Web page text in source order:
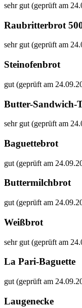
sehr gut (geprüft am
Raubritterbrot
sehr gut (geprüft am
Steinofenbrot
gut (geprüft am
Butter-Sandwich-
sehr gut (geprüft am
Baguettebrot
gut (geprüft am
Buttermilchbrot
gut (geprüft am
Weißbrot
sehr gut (geprüft am
La Pari-Baguette
gut (geprüft am
Laugenecke